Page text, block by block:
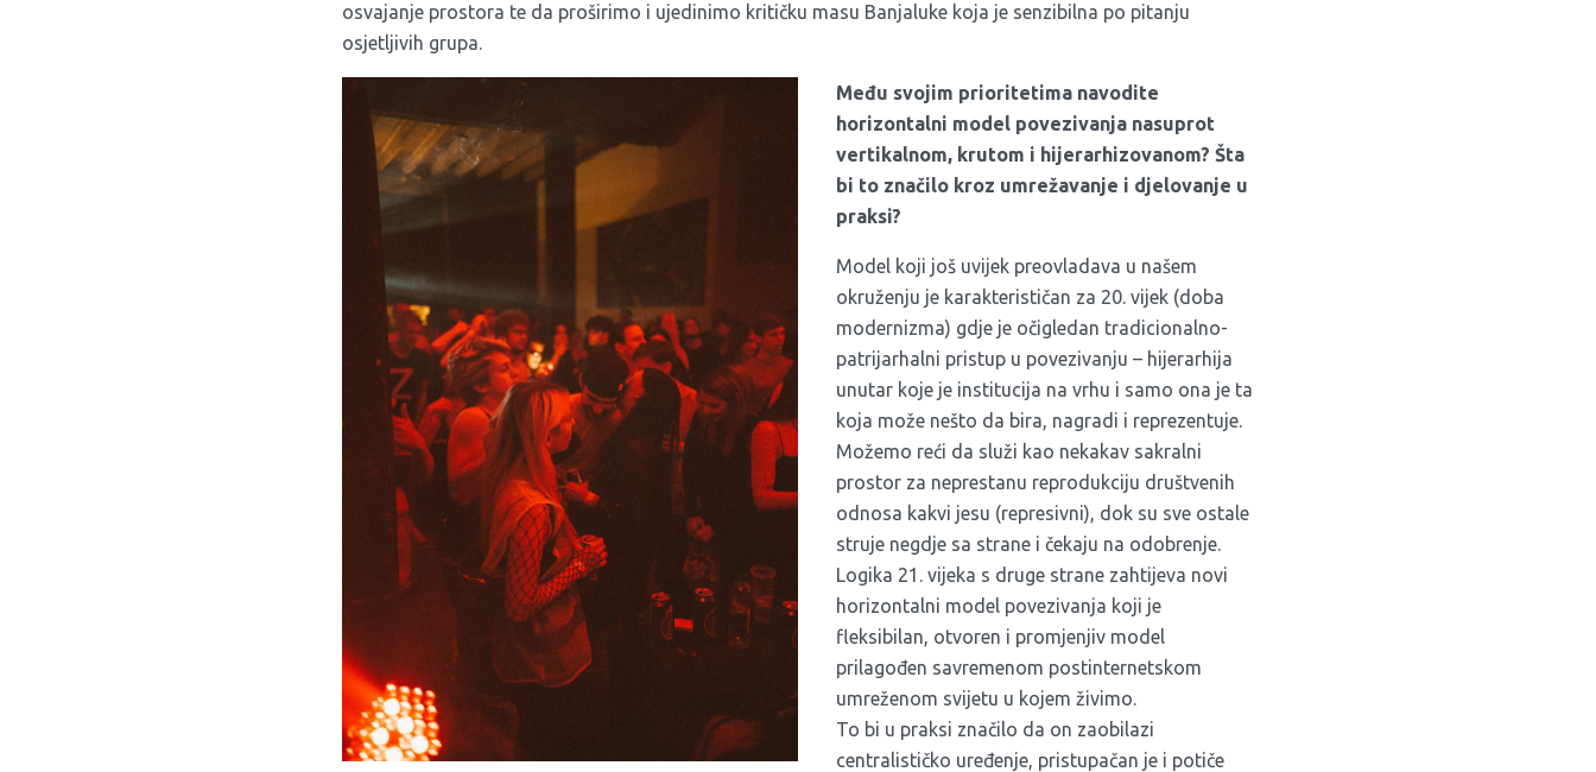
osvajanje prostora te da proširimo i ujedinimo kritičku masu Banjaluke koja je senzibilna po pitanju
osjetljivih grupa.
Među svojim prioritetima navodite
horizontalni model povezivanja nasuprot
vertikalnom, krutom i hijerarhizovanom? Šta
bi to značilo kroz umrežavanje i djelovanje u
praksi?
Model koji još uvijek preovladava u našem
okruženju je karakterističan za 20. vijek (doba
modernizma) gdje je očigledan tradicionalno-
patrijarhalni pristup u povezivanju – hijerarhija
unutar koje je institucija na vrhu i samo ona je ta
koja može nešto da bira, nagradi i reprezentuje.
Možemo reći da služi kao nekakav sakralni
prostor za neprestanu reprodukciju društvenih
odnosa kakvi jesu (represivni), dok su sve ostale
struje negdje sa strane i čekaju na odobrenje.
Logika 21. vijeka s druge strane zahtijeva novi
horizontalni model povezivanja koji je
fleksibilan, otvoren i promjenjiv model
prilagođen savremenom postinternetskom
umreženom svijetu u kojem živimo.
To bi u praksi značilo da on zaobilazi
centralističko uređenje, pristupačan je i potiče